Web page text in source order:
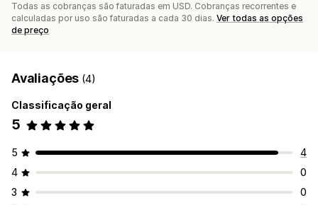
Todas as cobranças são faturadas em USD. Cobranças recorrentes e
calculadas por uso são faturadas a cada 30 dias. Ver todas as opções
de preço
Avaliações (4)
Classificação geral
5
5
4
4
0
3
0